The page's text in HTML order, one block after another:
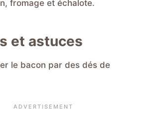
fromage et échalote.
et astuces
le bacon par des dés de